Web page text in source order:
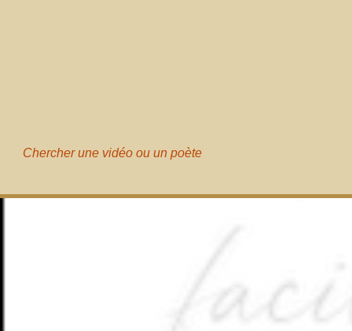
Chercher une vidéo ou un poète